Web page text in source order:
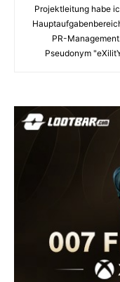
Projektleitung habe
PR-
Pseudonym